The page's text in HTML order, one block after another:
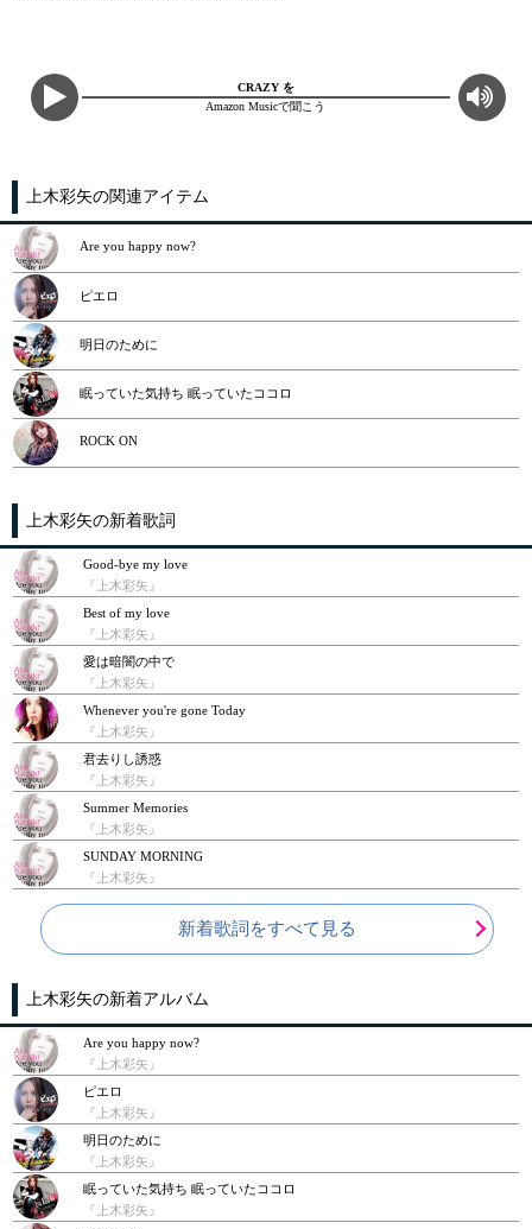
CRAZY を
Amazon Musicで聞こう
上木彩矢の関連アイテム
Are you happy now?
ピエロ
明日のために
眠っていた気持ち 眠っていたココロ
ROCK ON
上木彩矢の新着歌詞
Good-bye my love
『上木彩矢』
Best of my love
『上木彩矢』
愛は暗闇の中で
『上木彩矢』
Whenever you're gone Today
『上木彩矢』
君去りし誘惑
『上木彩矢』
Summer Memories
『上木彩矢』
SUNDAY MORNING
『上木彩矢』
新着歌詞をすべて見る
上木彩矢の新着アルバム
Are you happy now?
『上木彩矢』
ピエロ
『上木彩矢』
明日のために
『上木彩矢』
眠っていた気持ち 眠っていたココロ
『上木彩矢』